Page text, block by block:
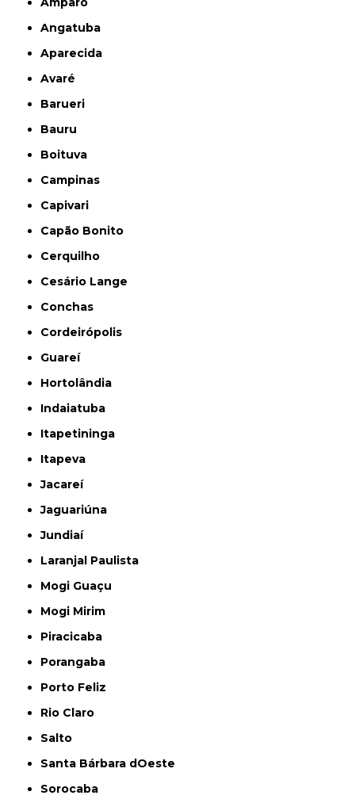
Angatuba
Aparecida
Avaré
Barueri
Bauru
Boituva
Campinas
Capivari
Capão Bonito
Cerquilho
Cesário Lange
Conchas
Cordeirópolis
Guareí
Hortolândia
Indaiatuba
Itapetininga
Itapeva
Jacareí
Jaguariúna
Jundiaí
Laranjal Paulista
Mogi Guaçu
Mogi Mirim
Piracicaba
Porangaba
Porto Feliz
Rio Claro
Salto
Santa Bárbara dOeste
Sorocaba